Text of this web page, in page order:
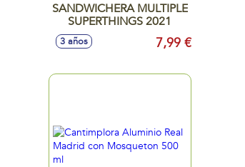
SANDWICHERA MULTIPLE
SUPERTHINGS 2021
3 años 7,99 €